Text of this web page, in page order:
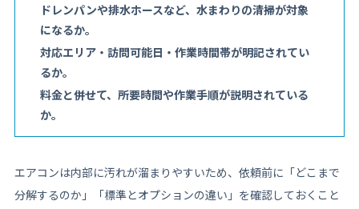
ドレンパンや排水ホースなど、水まわりの清掃が対象
になるか。
対応エリア・訪問可能日・作業時間帯が明記されてい
るか。
料金と併せて、所要時間や作業手順が説明されている
か。
エアコンは内部に汚れが溜まりやすいため、依頼前に「どこまで
分解するのか」「標準とオプションの違い」を確認しておくこと